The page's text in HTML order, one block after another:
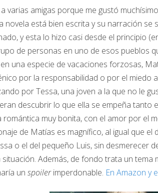
varias amigas porque me gustó
novela está bien escrita y su narración se
y esta lo hizo casi desde el principio
de personas en uno de esos pueblos
una especie de vacaciones forzosas,
por la responsabilidad o por el miedo
por Tessa, una joven a la que no le
descubrir lo que ella se empeña tanto
muy bonita, con el amor por el
de Matías es magnífico, al igual que el
o el del pequeño Luis, sin desmerecer
Además, de fondo trata un tema
un spoilerimperdonable. En Amazon y